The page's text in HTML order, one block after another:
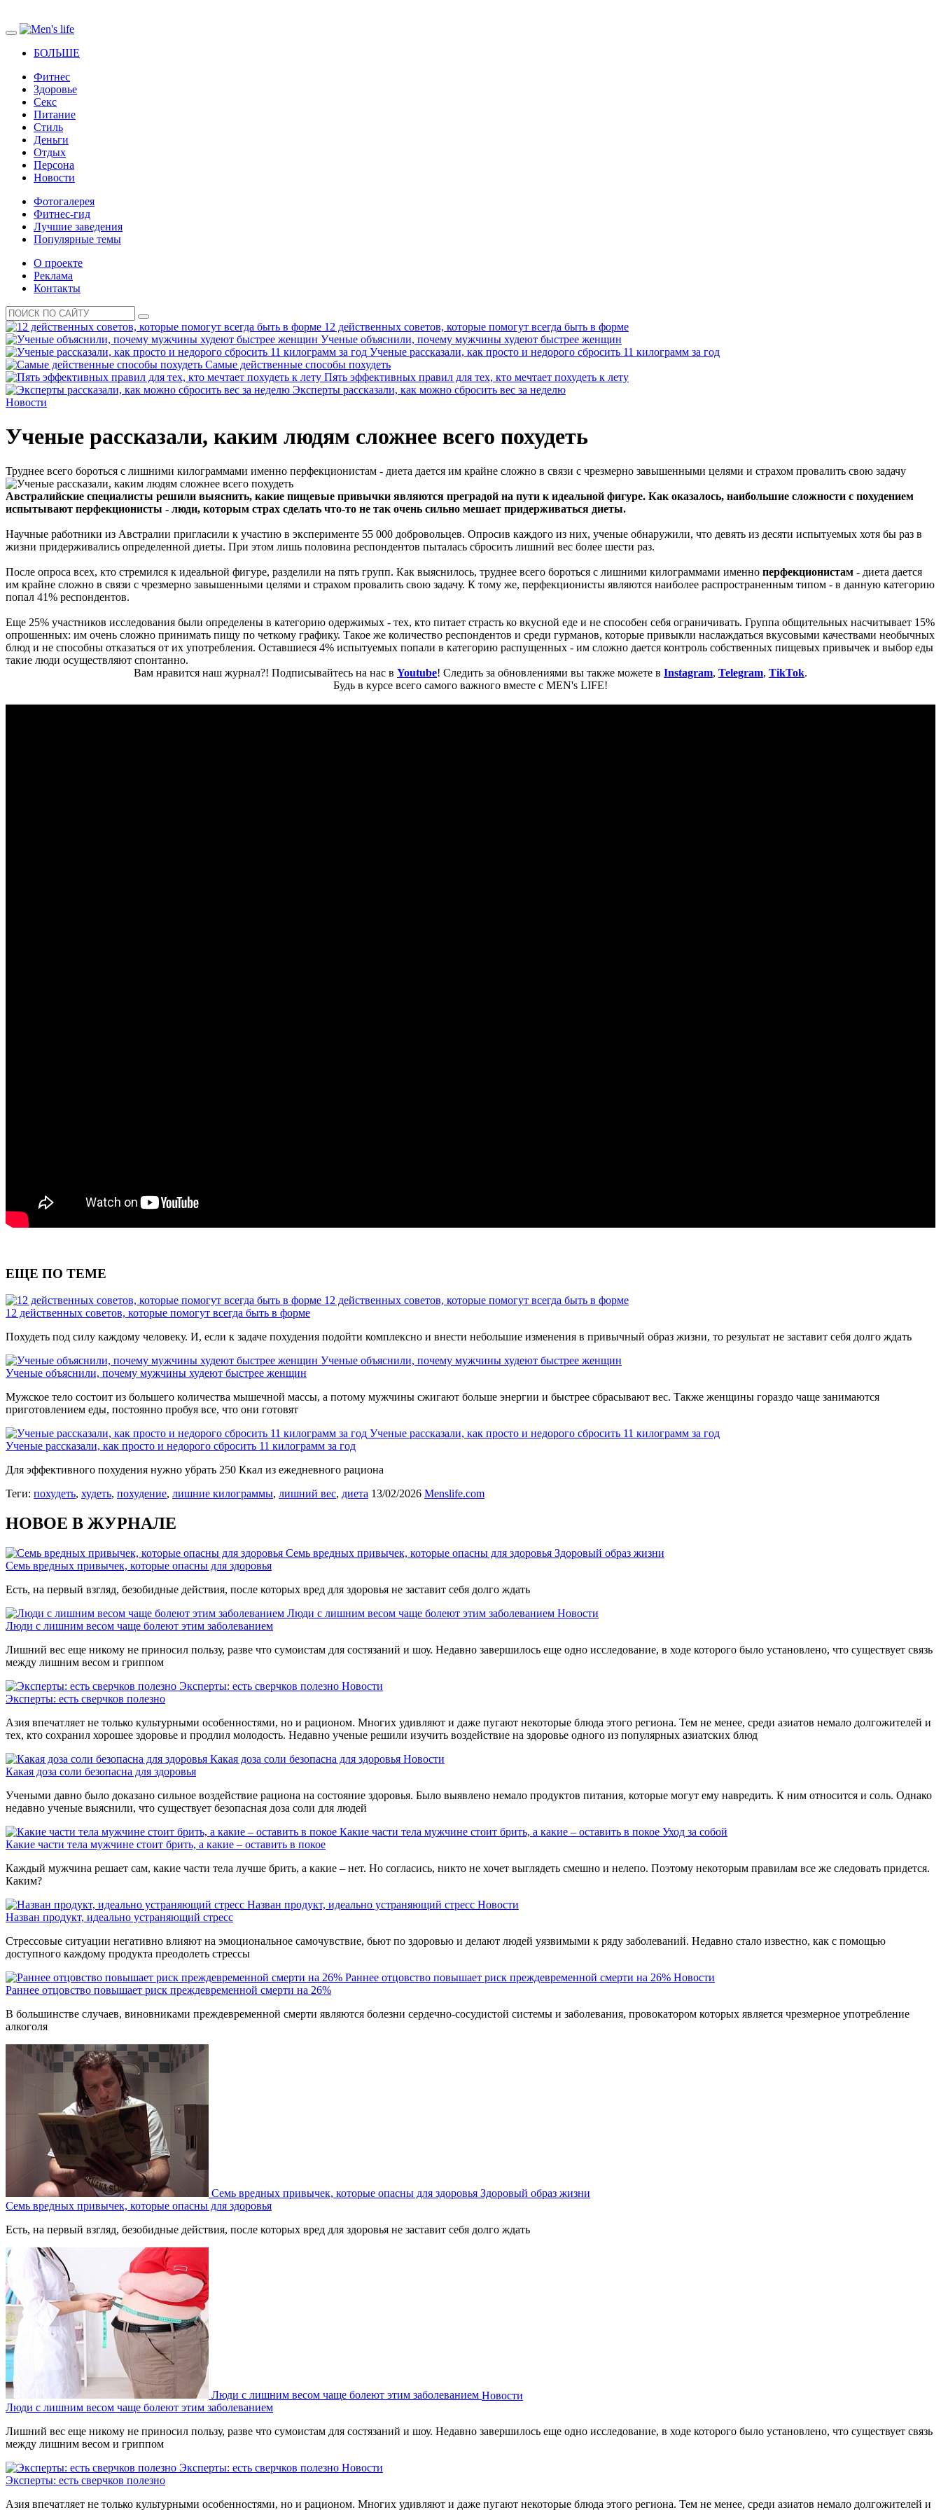
БОЛЬШЕ
Фитнес
Здоровье
Секс
Питание
Стиль
Деньги
Отдых
Персона
Новости
Фотогалерея
Фитнес-гид
Лучшие заведения
Популярные темы
О проекте
Реклама
Контакты
12 действенных советов, которые помогут всегда быть в форме
Ученые объяснили, почему мужчины худеют быстрее женщин
Ученые рассказали, как просто и недорого сбросить 11 килограмм за год
Самые действенные способы похудеть
Пять эффективных правил для тех, кто мечтает похудеть к лету
Эксперты рассказали, как можно сбросить вес за неделю
Новости
Ученые рассказали, каким людям сложнее всего похудеть
Труднее всего бороться с лишними килограммами именно перфекционистам - диета дается им крайне сложно в связи с чрезмерно завышенными целями и страхом провалить свою задачу
Австралийские специалисты решили выяснить, какие пищевые привычки являются преградой на пути к идеальной фигуре. Как оказалось, наибольшие сложности с похудением
испытывают перфекционисты - люди, которым страх сделать что-то не так очень сильно мешает придерживаться диеты.
Научные работники из Австралии пригласили к участию в эксперименте 55 000 добровольцев. Опросив каждого из них, ученые обнаружили, что девять из десяти испытуемых хотя бы раз в
жизни придерживались определенной диеты. При этом лишь половина респондентов пыталась сбросить лишний вес более шести раз.
После опроса всех, кто стремился к идеальной фигуре, разделили на пять групп. Как выяснилось, труднее всего бороться с лишними килограммами именно перфекционистам - диета дается
им крайне сложно в связи с чрезмерно завышенными целями и страхом провалить свою задачу. К тому же, перфекционисты являются наиболее распространенным типом - в данную категорию
попал 41% респондентов.
Еще 25% участников исследования были определены в категорию одержимых - тех, кто питает страсть ко вкусной еде и не способен себя ограничивать. Группа общительных насчитывает 15%
опрошенных: им очень сложно принимать пищу по четкому графику. Такое же количество респондентов и среди гурманов, которые привыкли наслаждаться вкусовыми качествами необычных
блюд и не способны отказаться от их употребления. Оставшиеся 4% испытуемых попали в категорию распущенных - им сложно дается контроль собственных пищевых привычек и выбор еды
такие люди осуществляют спонтанно.
Вам нравится наш журнал?! Подписывайтесь на нас в Youtube! Следить за обновлениями вы также можете в Instagram, Telegram, TikTok.
Будь в курсе всего самого важного вместе с MEN's LIFE!
ЕЩЕ ПО ТЕМЕ
12 действенных советов, которые помогут всегда быть в форме
12 действенных советов, которые помогут всегда быть в форме
Похудеть под силу каждому человеку. И, если к задаче похудения подойти комплексно и внести небольшие изменения в привычный образ жизни, то результат не заставит себя долго ждать
Ученые объяснили, почему мужчины худеют быстрее женщин
Ученые объяснили, почему мужчины худеют быстрее женщин
Мужское тело состоит из большего количества мышечной массы, а потому мужчины сжигают больше энергии и быстрее сбрасывают вес. Также женщины гораздо чаще занимаются
приготовлением еды, постоянно пробуя все, что они готовят
Ученые рассказали, как просто и недорого сбросить 11 килограмм за год
Ученые рассказали, как просто и недорого сбросить 11 килограмм за год
Для эффективного похудения нужно убрать 250 Ккал из ежедневного рациона
Теги: похудеть, худеть, похудение, лишние килограммы, лишний вес, диета 13/02/2026 Menslife.com
НОВОЕ В ЖУРНАЛЕ
Семь вредных привычек, которые опасны для здоровья Здоровый образ жизни
Семь вредных привычек, которые опасны для здоровья
Есть, на первый взгляд, безобидные действия, после которых вред для здоровья не заставит себя долго ждать
Люди с лишним весом чаще болеют этим заболеванием Новости
Люди с лишним весом чаще болеют этим заболеванием
Лишний вес еще никому не приносил пользу, разве что сумоистам для состязаний и шоу. Недавно завершилось еще одно исследование, в ходе которого было установлено, что существует связь
между лишним весом и гриппом
Эксперты: есть сверчков полезно Новости
Эксперты: есть сверчков полезно
Азия впечатляет не только культурными особенностями, но и рационом. Многих удивляют и даже пугают некоторые блюда этого региона. Тем не менее, среди азиатов немало долгожителей и
тех, кто сохранил хорошее здоровье и продлил молодость. Недавно ученые решили изучить воздействие на здоровье одного из популярных азиатских блюд
Какая доза соли безопасна для здоровья Новости
Какая доза соли безопасна для здоровья
Учеными давно было доказано сильное воздействие рациона на состояние здоровья. Было выявлено немало продуктов питания, которые могут ему навредить. К ним относится и соль. Однако
недавно ученые выяснили, что существует безопасная доза соли для людей
Какие части тела мужчине стоит брить, а какие – оставить в покое Уход за собой
Какие части тела мужчине стоит брить, а какие – оставить в покое
Каждый мужчина решает сам, какие части тела лучше брить, а какие – нет. Но согласись, никто не хочет выглядеть смешно и нелепо. Поэтому некоторым правилам все же следовать придется.
Каким?
Назван продукт, идеально устраняющий стресс Новости
Назван продукт, идеально устраняющий стресс
Стрессовые ситуации негативно влияют на эмоциональное самочувствие, бьют по здоровью и делают людей уязвимыми к ряду заболеваний. Недавно стало известно, как с помощью
доступного каждому продукта преодолеть стрессы
Раннее отцовство повышает риск преждевременной смерти на 26% Новости
Раннее отцовство повышает риск преждевременной смерти на 26%
В большинстве случаев, виновниками преждевременной смерти являются болезни сердечно-сосудистой системы и заболевания, провокатором которых является чрезмерное употребление
алкоголя
Семь вредных привычек, которые опасны для здоровья Здоровый образ жизни
Семь вредных привычек, которые опасны для здоровья
Есть, на первый взгляд, безобидные действия, после которых вред для здоровья не заставит себя долго ждать
Люди с лишним весом чаще болеют этим заболеванием Новости
Люди с лишним весом чаще болеют этим заболеванием
Лишний вес еще никому не приносил пользу, разве что сумоистам для состязаний и шоу. Недавно завершилось еще одно исследование, в ходе которого было установлено, что существует связь
между лишним весом и гриппом
Эксперты: есть сверчков полезно Новости
Эксперты: есть сверчков полезно
Азия впечатляет не только культурными особенностями, но и рационом. Многих удивляют и даже пугают некоторые блюда этого региона. Тем не менее, среди азиатов немало долгожителей и